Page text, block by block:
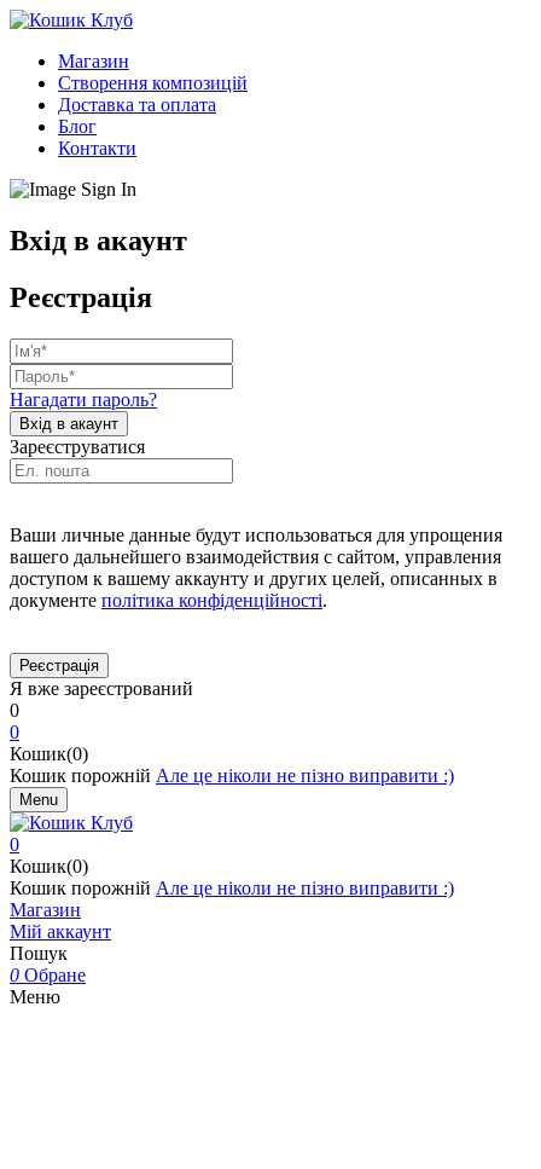
Магазин
Створення композицій
Доставка та оплата
Блог
Контакти
Вхід в акаунт
Реєстрація
Нагадати пароль?
Зареєструватися
Ваши личные данные будут использоваться для упрощения
вашего дальнейшего взаимодействия с сайтом, управления
доступом к вашему аккаунту и других целей, описанных в
документе політика конфіденційності.
Я вже зареєстрований
0
0
Кошик(0)
Кошик порожній Але це ніколи не пізно виправити :)
Menu
0
Кошик(0)
Кошик порожній Але це ніколи не пізно виправити :)
Магазин
Мій аккаунт
Пошук
0 Обране
Меню